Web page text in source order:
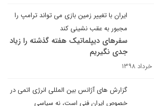
ایران با تغییر زمین بازی می تواند ترامپ را
مجبور به عقب نشینی کند
سفرهای دیپلماتیک هفته گذشته را زیاد
جدی نگیریم
گزارش های آژانس بین المللی انرژی اتمی در
خصوص ایران فنی است، نه سیاسی